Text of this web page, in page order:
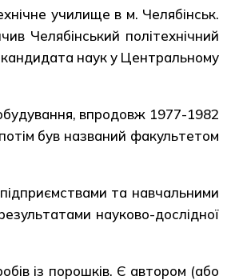
училище в м. Челябінськ.
Челябінський політехнічний
наук у Центральному
впродовж 1977-1982
був названий факультетом
та навчальними
науково-дослідної
із порошків. Є автором (або